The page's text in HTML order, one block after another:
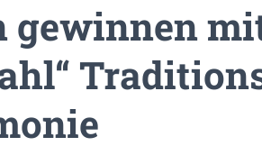
gewinnen